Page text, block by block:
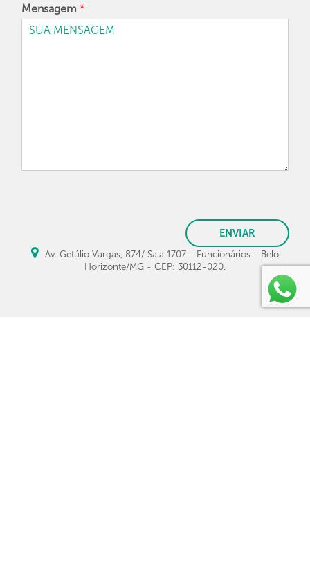
Mensagem *
ENVIAR
Av. Getúlio Vargas, 874/ Sala 1707 - Funcionários - Belo
Horizonte/MG - CEP: 30112-020.